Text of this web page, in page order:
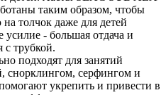
таким образом, чтобы
толчок даже для детей
усилие - большая отдача и
с трубкой.
подходят для занятий
снорклингом, серфингом и
укрепить и привести в